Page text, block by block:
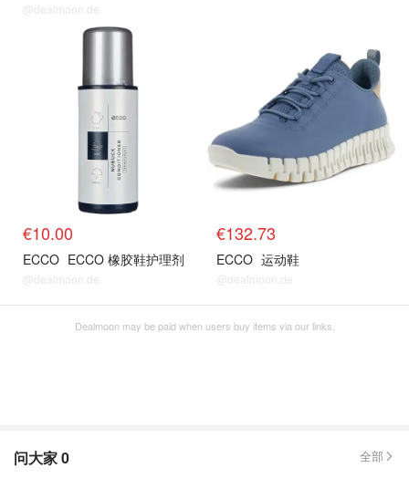
@dealmoon.de
€10.00
ECCO ECCO 橡胶鞋护理剂
@dealmoon.de
€132.73
ECCO 运动鞋
@dealmoon.de
Dealmoon may be paid when users buy items via our links.
问大家0 全部